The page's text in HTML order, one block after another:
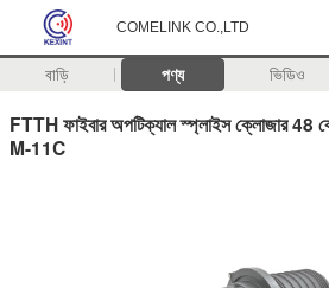
COMELINK CO.,LTD
বাড়ি পণ্য ভিডিও
FTTH ফাইবার অপটিক্যাল স্প্লাইস ক্লোজার 48
M-11C